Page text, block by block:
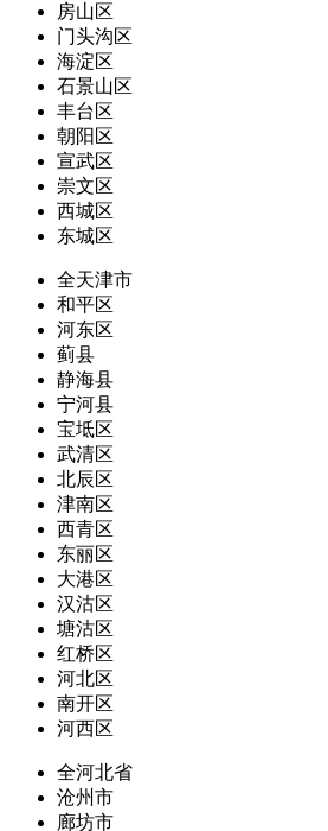
房山区
门头沟区
海淀区
石景山区
丰台区
朝阳区
宣武区
崇文区
西城区
东城区
全天津市
和平区
河东区
蓟县
静海县
宁河县
宝坻区
武清区
北辰区
津南区
西青区
东丽区
大港区
汉沽区
塘沽区
红桥区
河北区
南开区
河西区
全河北省
沧州市
廊坊市